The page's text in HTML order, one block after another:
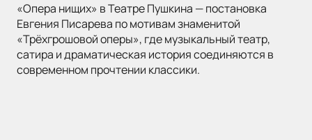
«Опера нищих» в Театре Пушкина — постановка
Евгения Писарева по мотивам знаменитой
«Трёхгрошовой оперы», где музыкальный театр,
сатира и драматическая история соединяются в
современном прочтении классики.